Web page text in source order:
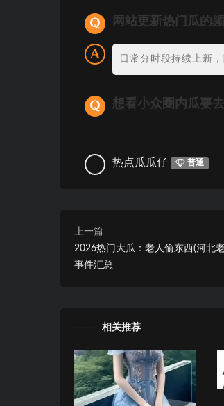
网站更新热门瓜的
日常分时段持续上新
想看小众圈内瓜要
热点瓜瓜仔 普通
上一篇
2026热门大瓜：老人偷东西(河北
事件汇总
相关推荐